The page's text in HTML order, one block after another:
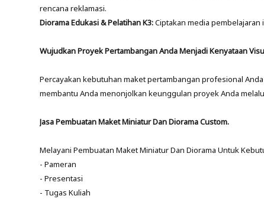
rencana reklamasi.
Diorama Edukasi & Pelatihan K3:Ciptakan media
Wujudkan Proyek Pertambangan Anda Menjadi Kenyataan
Percayakan kebutuhan maket pertambangan profesional
membantu Anda menonjolkan keunggulan proyek Anda
Jasa Pembuatan Maket Miniatur Dan Diorama Custom.
Melayani Pembuatan Maket Miniatur Dan Diorama Untuk
- Pameran
- Presentasi
- Tugas Kuliah